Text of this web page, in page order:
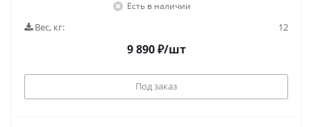
Есть в наличии
Вес, кг: 12
9 890₽/шт
Под заказ